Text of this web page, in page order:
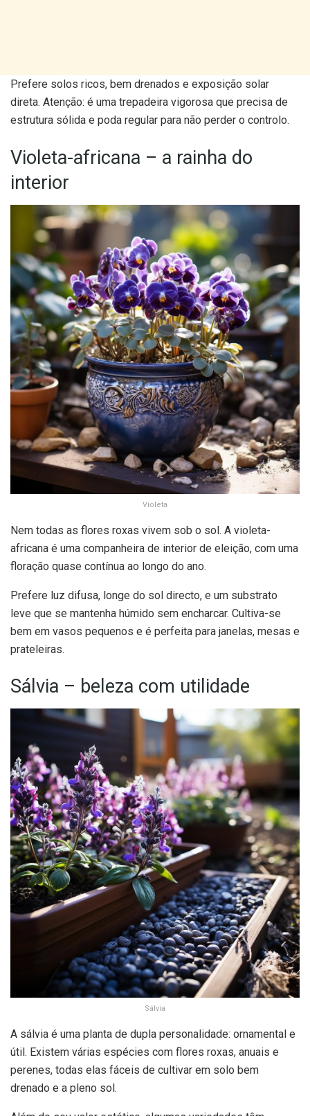
Prefere solos ricos, bem drenados e exposição solar
direta. Atenção: é uma trepadeira vigorosa que precisa de
estrutura sólida e poda regular para não perder o controlo.
Violeta-africana – a rainha do
interior
Violeta
Nem todas as flores roxas vivem sob o sol. A violeta-
africana é uma companheira de interior de eleição, com uma
floração quase contínua ao longo do ano.
Prefere luz difusa, longe do sol directo, e um substrato
leve que se mantenha húmido sem encharcar. Cultiva-se
bem em vasos pequenos e é perfeita para janelas, mesas e
prateleiras.
Sálvia – beleza com utilidade
Sálvia
A sálvia é uma planta de dupla personalidade: ornamental e
útil. Existem várias espécies com flores roxas, anuais e
perenes, todas elas fáceis de cultivar em solo bem
drenado e a pleno sol.